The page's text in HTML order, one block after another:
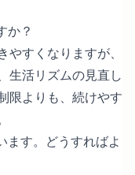
か？
すくなりますが、
生活リズムの見直し
限よりも、続けやす
ます。どうすればよ